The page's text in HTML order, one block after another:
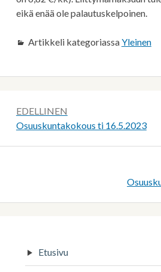
eikä enää ole palautuskelpoinen.
Artikkeli kategoriassaYleinen
selaus
EDELLINEN
Edellinen:
Osuuskuntakokous ti 16.5.2023
Etusivu